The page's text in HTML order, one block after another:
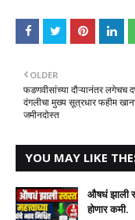
OLDER
फडणवीसांच्या दौऱ्यानंतर लगेचच
दंगलीचा मुख्य सूत्रधार फहीम
जमीनदोस्त
YOU MAY LIKE
औषधं झाली
होणार कमी.